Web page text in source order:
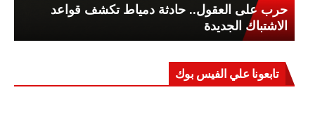
حرب على العقول.. حادثة دمياط تكشف قواعد
الاشتباك الجديدة
تابعونا علي الفيس بوك